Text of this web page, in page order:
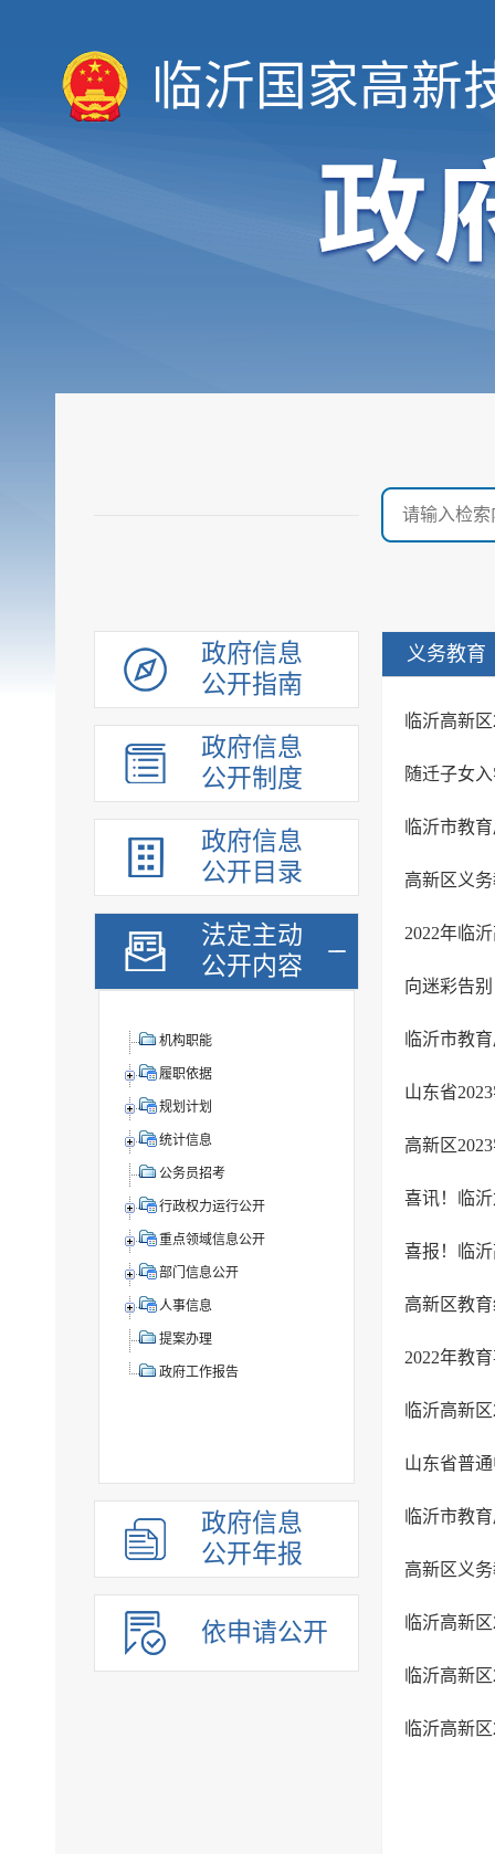
临沂国家高新
政府信息
公开指南
政府信息
公开制度
政府信息
公开目录
法定主动
公开内容
机构职能
履职依据
规划计划
统计信息
公务员招考
行政权力运行公开
重点领域信息公开
部门信息公开
人事信息
提案办理
政府工作报告
政府信息
公开年报
依申请公开
义务教育
临沂高新
随迁子女
临沂市教
高新区义
2022年临
临沂市教
山东省
喜讯！临
高新区教
2022年教
临沂高新
山东省普
临沂市教
高新区义
临沂高新
临沂高新
临沂高新